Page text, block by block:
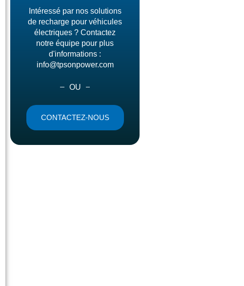
Intéressé par nos solutions
de recharge pour véhicules
électriques ? Contactez
notre équipe pour plus
d'informations :
info@tpsonpower.com
OU
CONTACTEZ-NOUS